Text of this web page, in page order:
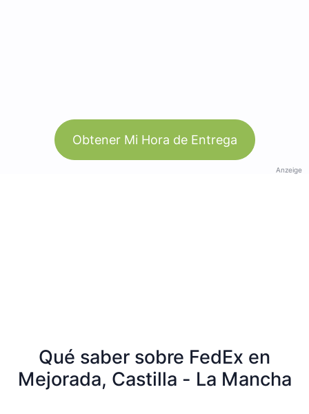
Obtener Mi Hora de Entrega
Anzeige
Qué saber sobre FedEx en
Mejorada, Castilla - La Mancha